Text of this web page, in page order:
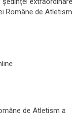
Române de Atletism
de Atletism a